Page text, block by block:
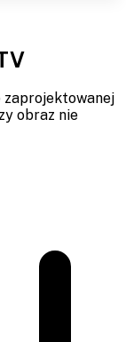
zaprojektowanej
obraz nie